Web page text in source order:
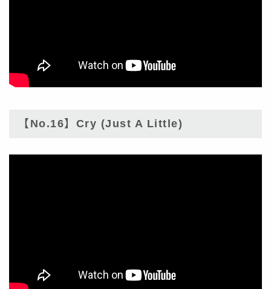
【No.16】Cry (Just A Little)